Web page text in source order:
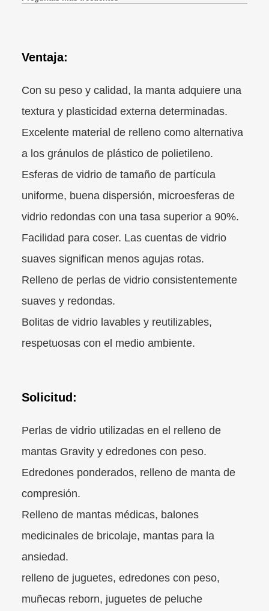
Ventaja:
Con su peso y calidad, la manta adquiere una
textura y plasticidad externa determinadas.
Excelente material de relleno como alternativa
a los gránulos de plástico de polietileno.
Esferas de vidrio de tamaño de partícula
uniforme, buena dispersión, microesferas de
vidrio redondas con una tasa superior a 90%.
Facilidad para coser. Las cuentas de vidrio
suaves significan menos agujas rotas.
Relleno de perlas de vidrio consistentemente
suaves y redondas.
Bolitas de vidrio lavables y reutilizables,
respetuosas con el medio ambiente.
Solicitud:
Perlas de vidrio utilizadas en el relleno de
mantas Gravity y edredones con peso.
Edredones ponderados, relleno de manta de
compresión.
Relleno de mantas médicas, balones
medicinales de bricolaje, mantas para la
ansiedad.
relleno de juguetes, edredones con peso,
muñecas reborn, juguetes de peluche